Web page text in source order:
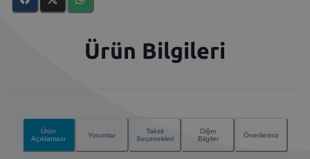
Ürün Bilgileri
Ürün
Açıklaması
Yorumlar
Taksit
Seçenekleri
Diğer
Bilgiler
Önerileriniz